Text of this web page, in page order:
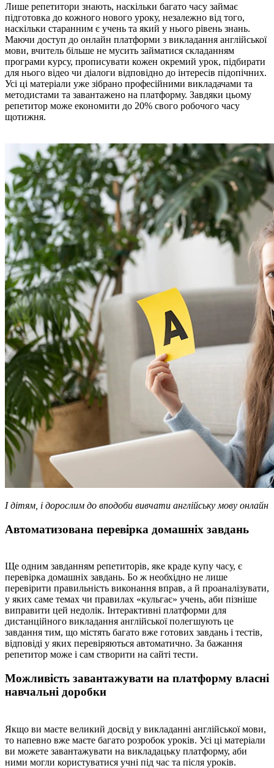
Лише репетитори знають, наскільки багато часу займає
підготовка до кожного нового уроку, незалежно від того,
наскільки старанним є учень та який у нього рівень знань.
Маючи доступ до онлайн платформи з викладання англійської
мови, вчитель більше не мусить займатися складанням
програми курсу, прописувати кожен окремий урок, підбирати
для нього відео чи діалоги відповідно до інтересів підопічних.
Усі ці матеріали уже зібрано професійними викладачами та
методистами та завантажено на платформу. Завдяки цьому
репетитор може економити до 20% свого робочого часу
щотижня.
І дітям, і дорослим до вподоби вивчати англійську мову онлайн
Автоматизована перевірка домашніх завдань
Ще одним завданням репетиторів, яке краде купу часу, є
перевірка домашніх завдань. Бо ж необхідно не лише
перевірити правильність виконання вправ, а й проаналізувати,
у яких саме темах чи правилах «кульгає» учень, аби пізніше
виправити цей недолік. Інтерактивні платформи для
дистанційного викладання англійської полегшують це
завдання тим, що містять багато вже готових завдань і тестів,
відповіді у яких перевіряються автоматично. За бажання
репетитор може і сам створити на сайті тести.
Можливість завантажувати на платформу власні
навчальні доробки
Якщо ви маєте великий досвід у викладанні англійської мови,
то напевно вже маєте багато розробок уроків. Усі ці матеріали
ви можете завантажувати на викладацьку платформу, аби
ними могли користуватися учні під час та після уроків.